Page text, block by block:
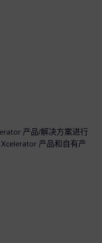
产品/解决方案进行
产品和自有产